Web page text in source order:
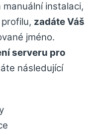
instalaci,
zadáte Váš
jméno.
serveru pro
následující